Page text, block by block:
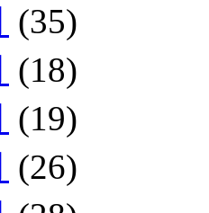
(35)
(18)
(19)
(26)